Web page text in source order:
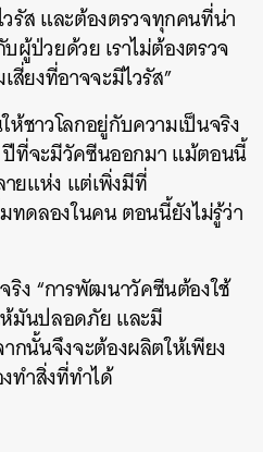
รัสและต้องตรวจทุกคนที่น่า
ผู้ป่วยด้วยเราไม่ต้องตรวจ
สี่ยงที่อาจจะมีไวรัส”
ห้ชาวโลกอยู่กับความเป็นจริง
ปีที่จะมีวัคซีนออกมาแม้ตอนนี้
ยแห่ง แต่เพิ่งมีที่
ทดลองในคนตอนนี้ยังไม่รู้ว่า
ริง“การพัฒนาวัคซีนต้องใช้
มันปลอดภัยและมี
กนั้นจึงจะต้องผลิตให้เพียง
ทำสิ่งที่ทำได้